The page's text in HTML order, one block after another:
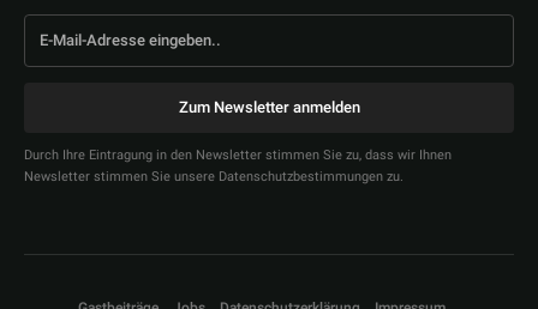
Zum Newsletter anmelden
Durch Ihre Eintragung in den Newsletter stimmen Sie zu, dass wir Ihnen
Newsletter stimmen Sie unsere Datenschutzbestimmungen zu.